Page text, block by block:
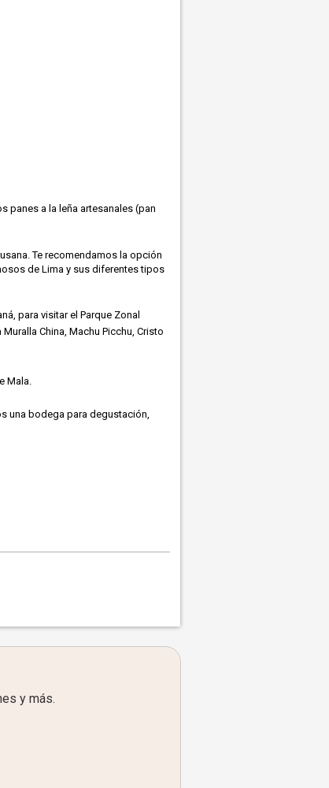
panes a la leña artesanales (pan
Te recomendamos la opción
de Lima y sus diferentes tipos
para visitar el Parque Zonal
China, Machu Picchu, Cristo
Mala.
una bodega para degustación,
y más.